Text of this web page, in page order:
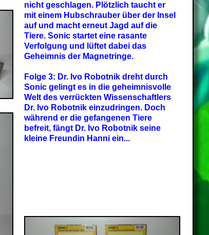
nicht geschlagen. Plötzlich taucht er
mit einem Hubschrauber über der Insel
auf und macht erneut Jagd auf die
Tiere. Sonic startet eine rasante
Verfolgung und lüftet dabei das
Geheimnis der Magnetringe.
Folge 3: Dr. Ivo Robotnik dreht durch
Sonic gelingt es in die geheimnisvolle
Welt des verrückten Wissenschaftlers
Dr. Ivo Robotnik einzudringen. Doch
während er die gefangenen Tiere
befreit, fängt Dr. Ivo Robotnik seine
kleine Freundin Hanni ein...